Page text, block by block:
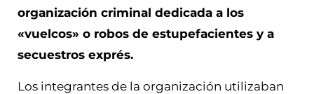
organización criminal dedicada a los
«vuelcos» o robos de estupefacientes y a
secuestros exprés.
Los integrantes de la organización utilizaban